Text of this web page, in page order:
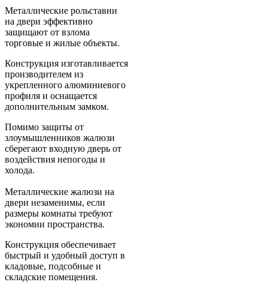
Металлические рольставни
на двери эффективно
защищают от взлома
торговые и жилые объекты.
Конструкция изготавливается
производителем из
укрепленного алюминиевого
профиля и оснащается
дополнительным замком.
Помимо защиты от
злоумышленников жалюзи
сберегают входную дверь от
воздействия непогоды и
холода.
Металлические жалюзи на
двери незаменимы, если
размеры комнаты требуют
экономии пространства.
Конструкция обеспечивает
быстрый и удобный доступ в
кладовые, подсобные и
складские помещения.